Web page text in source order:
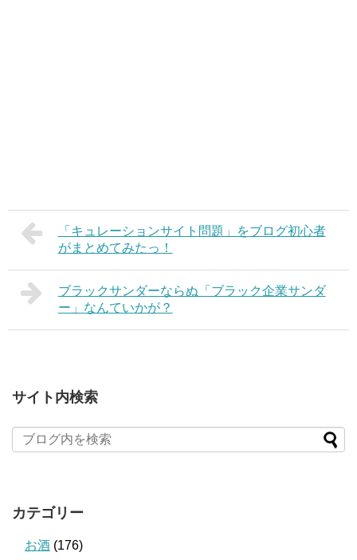
「キュレーションサイト問題」をブログ初心者
がまとめてみたっ！
ブラックサンダーならぬ「ブラック企業サンダ
ー」なんていかが？
サイト内検索
カテゴリー
お酒 (176)